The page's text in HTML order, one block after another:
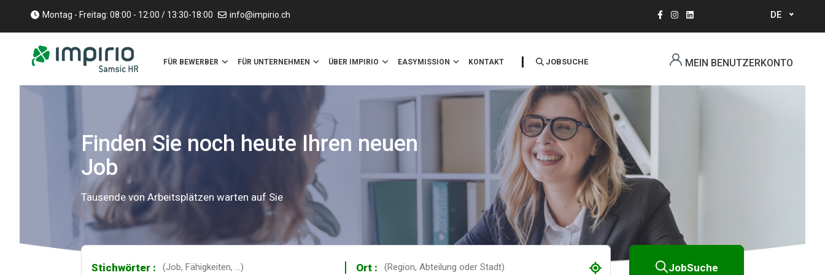
Montag - Freitag: 08:00 - 12:00 / 13:30-18:00 info@impirio.ch
Select
DE
FÜR BEWERBER FÜR UNTERNEHMEN ÜBER IMPIRIO EASYMISSION KONTAKT JOBSUCHE MEIN BENUTZERKONTO
Finden Sie noch heute Ihren neuen
Job
Tausende von Arbeitsplätzen warten auf Sie
Stichwörter : Ort : JobSuche